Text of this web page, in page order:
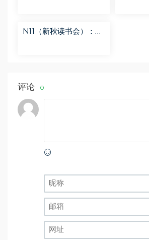
N11（新秋读书会）：
评论 0